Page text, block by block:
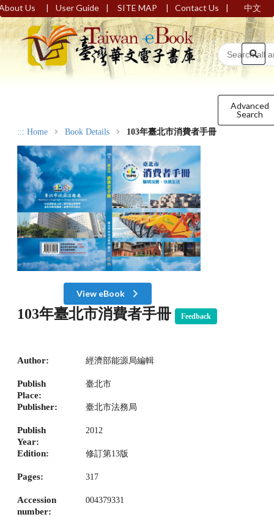
Us | User Guide | SITE MAP | Contact Us | 中文
Advanced
Search
::: Home Book Details 103年臺北市消費者手冊
View eBook
103年臺北市消費者手冊 Feedback
Author: 經濟部能源局編輯
Publish
Place:
臺北市
Publisher: 臺北市法務局
Publish
Year:
2012
Edition: 修訂第13版
Pages: 317
Accession
number:
004379331